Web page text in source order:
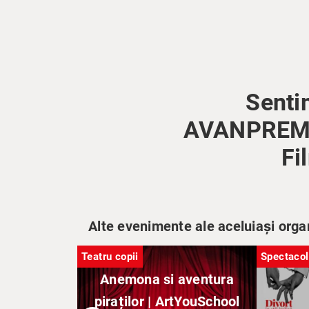
Alte evenimente ale aceluiași
Teatru copii
Anemona si aventura
piraților | ArtYouSchool
Spectacol